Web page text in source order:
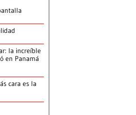
la increíble
en Panamá
cara es la